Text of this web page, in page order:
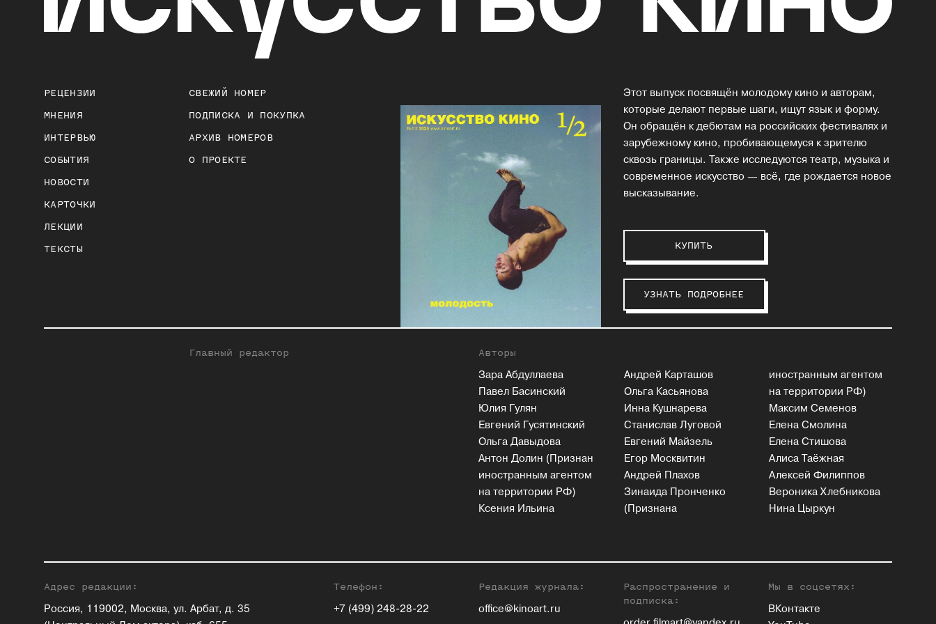
РЕЦЕНЗИИ
МНЕНИЯ
ИНТЕРВЬЮ
СОБЫТИЯ
НОВОСТИ
КАРТОЧКИ
ЛЕКЦИИ
ТЕКСТЫ
СВЕЖИЙ НОМЕР
ПОДПИСКА И ПОКУПКА
АРХИВ НОМЕРОВ
О ПРОЕКТЕ
Этот выпуск посвящён молодому кино и авторам,
которые делают первые шаги, ищут язык и форму.
Он обращён к дебютам на российских фестивалях и
зарубежному кино, пробивающемуся к зрителю
сквозь границы. Также исследуются театр, музыка и
современное искусство — всё, где рождается новое
высказывание.
КУПИТЬ
УЗНАТЬ ПОДРОБНЕЕ
Главный редактор Авторы
Зара Абдуллаева
Павел Басинский
Юлия Гулян
Евгений Гусятинский
Ольга Давыдова
Антон Долин (Признан
иностранным агентом
на территории РФ)
Ксения Ильина
Андрей Карташов
Ольга Касьянова
Инна Кушнарева
Станислав Луговой
Евгений Майзель
Егор Москвитин
Андрей Плахов
Зинаида Пронченко
(Признана
иностранным агентом
на территории РФ)
Максим Семенов
Елена Смолина
Елена Стишова
Алиса Таёжная
Алексей Филиппов
Вероника Хлебникова
Нина Цыркун
Адрес редакции:
Россия, 119002, Москва, ул. Арбат, д. 35
Телефон:
+7 (499) 248-28-22
Редакция журнала:
office@kinoart.ru
Распространение и
подписка:
Мы в соцсетях:
ВКонтакте